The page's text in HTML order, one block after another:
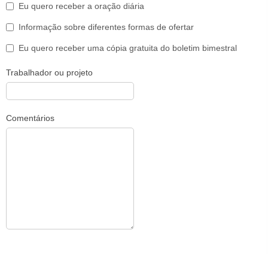
Eu quero receber a oração diária
Informação sobre diferentes formas de ofertar
Eu quero receber uma cópia gratuita do boletim bimestral
Trabalhador ou projeto
Comentários